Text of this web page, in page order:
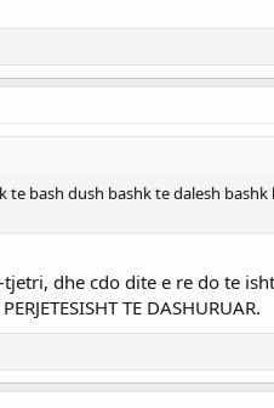
bash dush bashk te dalesh
dhe cdo dite e re do te
TE DASHURUAR.